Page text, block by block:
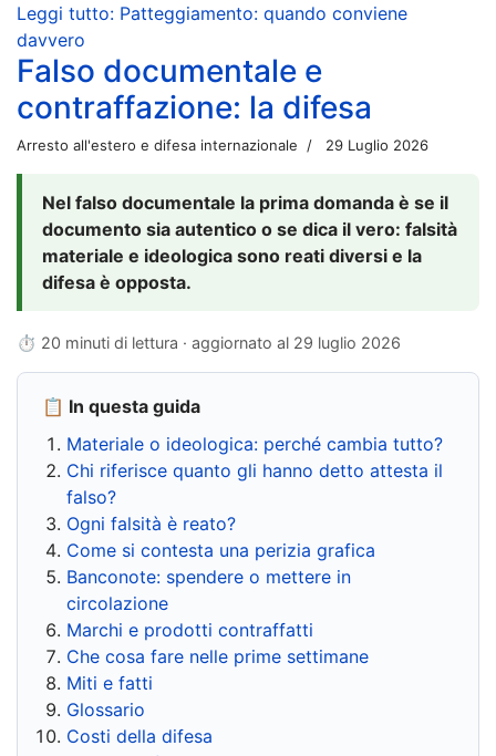
Leggi tutto: Patteggiamento: quando conviene
davvero
Falso documentale e
contraffazione: la difesa
Arresto all'estero e difesa internazionale 29 Luglio 2026
Nel falso documentale la prima domanda è se il
documento sia autentico o se dica il vero: falsità
materiale e ideologica sono reati diversi e la
difesa è opposta.
⏱ 20 minuti di lettura · aggiornato al 29 luglio 2026
📋 In questa guida
Materiale o ideologica: perché cambia tutto?
Chi riferisce quanto gli hanno detto attesta il
falso?
Ogni falsità è reato?
Come si contesta una perizia grafica
Banconote: spendere o mettere in
circolazione
Marchi e prodotti contraffatti
Che cosa fare nelle prime settimane
Miti e fatti
Glossario
Costi della difesa